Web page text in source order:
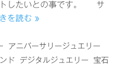
トしたいとの事です。 サ
を読む »
アニバーサリージュエリー
ド デジタルジュエリー
宝石